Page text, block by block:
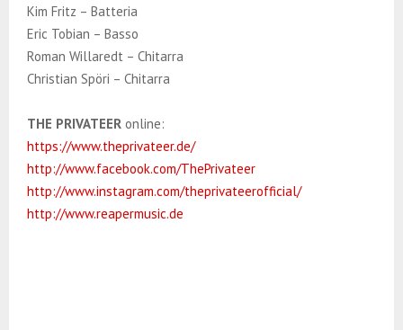
Kim Fritz – Batteria
Eric Tobian – Basso
Roman Willaredt – Chitarra
Christian Spöri – Chitarra
THE PRIVATEER online:
https://www.theprivateer.de/
http://www.facebook.com/ThePrivateer
http://www.instagram.com/theprivateerofficial/
http://www.reapermusic.de